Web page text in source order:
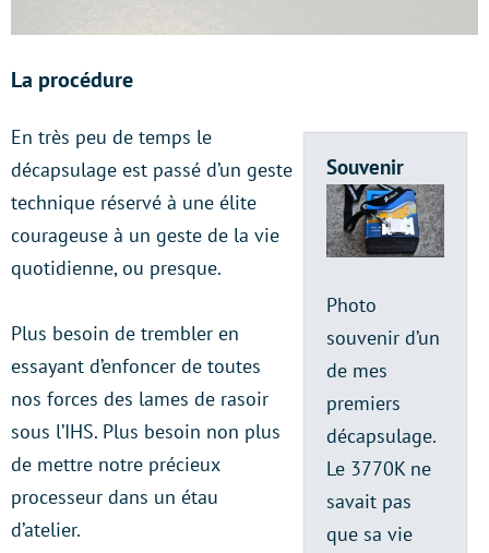
La procédure
Souvenir
Photo
souvenir d’un
de mes
premiers
décapsulage.
Le 3770K ne
savait pas
que sa vie
En très peu de temps le
décapsulage est passé d’un geste
technique réservé à une élite
courageuse à un geste de la vie
quotidienne, ou presque.
Plus besoin de trembler en
essayant d’enfoncer de toutes
nos forces des lames de rasoir
sous l’IHS. Plus besoin non plus
de mettre notre précieux
processeur dans un étau
d’atelier.